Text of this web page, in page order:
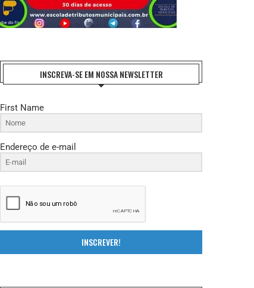
INSCREVA-SE EM NOSSA NEWSLETTER
First Name
Endereço de e-mail
INSCREVER!